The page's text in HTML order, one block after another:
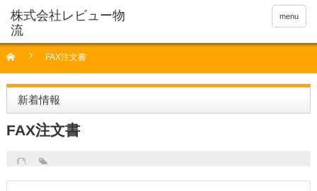
menu
FAX注文書
新着情報
FAX注文書